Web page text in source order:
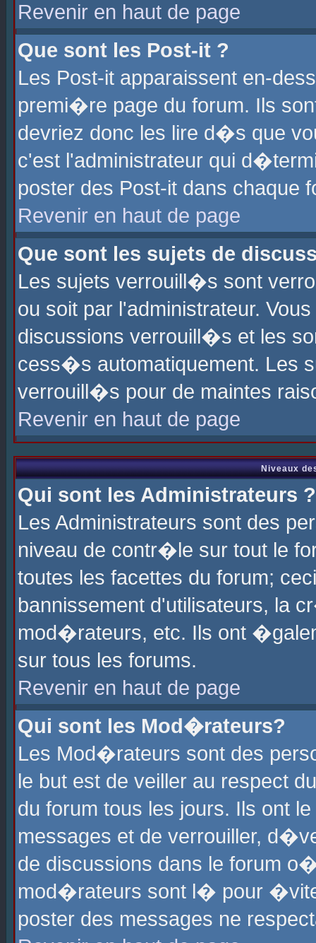
Revenir en haut de page
Que sont les Post-it ?
Les Post-it apparaissent en-
premi�re page du forum. Ils
devriez donc les lire d�s que
c'est l'administrateur qui
poster des Post-it dans chaque
Revenir en haut de page
Que sont les sujets de
Les sujets verrouill�s sont
ou soit par l'administrateur.
discussions verrouill�s et les
cess�s automatiquement. Les
verrouill�s pour de maintes
Revenir en haut de page
Niveaux
Qui sont les Administrateurs ?
Les Administrateurs sont des
niveau de contr�le sur tout le
toutes les facettes du forum;
bannissement d'utilisateurs, la
mod�rateurs, etc. Ils ont
sur tous les forums.
Revenir en haut de page
Qui sont les Mod�rateurs?
Les Mod�rateurs sont des
le but est de veiller au respect
du forum tous les jours. Ils ont
messages et de verrouiller,
de discussions dans le forum
mod�rateurs sont l� pour
poster des messages ne